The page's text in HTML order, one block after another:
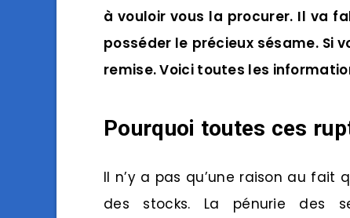
à vouloir vous la procurer. Il va
posséder le précieux sésame. Si
remise. Voici toutes les
Pourquoi toutes ces
Il n’y a pas qu’une raison au fait
des stocks. La pénurie des